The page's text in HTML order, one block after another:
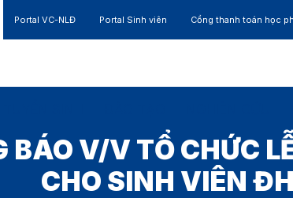
Portal VC-NLĐ Portal Sinh viên Cổng thanh toán học
BÁO V/V TỔ CHỨC
CHO SINH VIÊN